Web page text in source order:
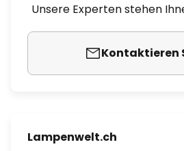
Unsere Experten stehen
Kontaktieren
Lampenwelt.ch